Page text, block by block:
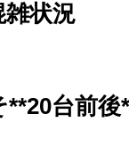
状況
台前